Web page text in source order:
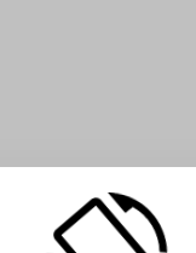
characters